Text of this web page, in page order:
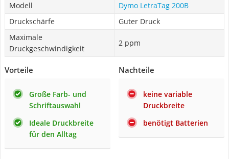
Modell
Dymo LetraTag 200B
Druckschärfe
Guter Druck
Maximale
Druckgeschwindigkeit
2 ppm
Vorteile
Große Farb- und
Schriftauswahl
Ideale Druckbreite
für den Alltag
Nachteile
keine variable
Druckbreite
benötigt Batterien